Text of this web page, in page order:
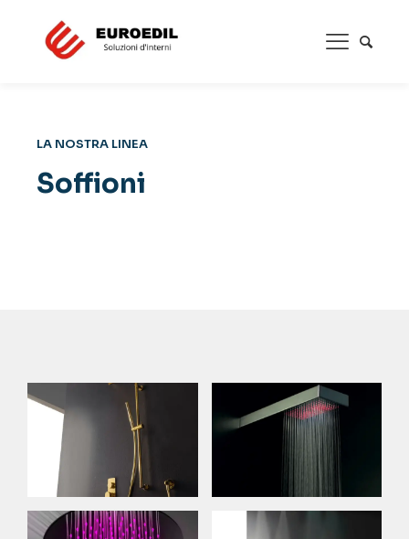
LA NOSTRA LINEA
Soffioni